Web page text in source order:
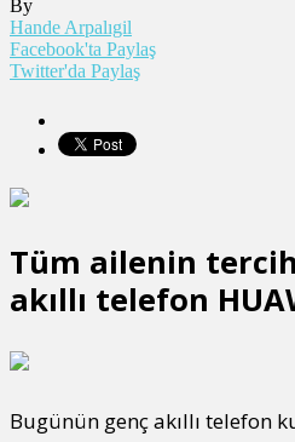
By
Hande Arpalıgil
Facebook'ta Paylaş
Twitter'da Paylaş
Tüm ailenin
akıllı telefon
Bugünün genç akıllı telefon